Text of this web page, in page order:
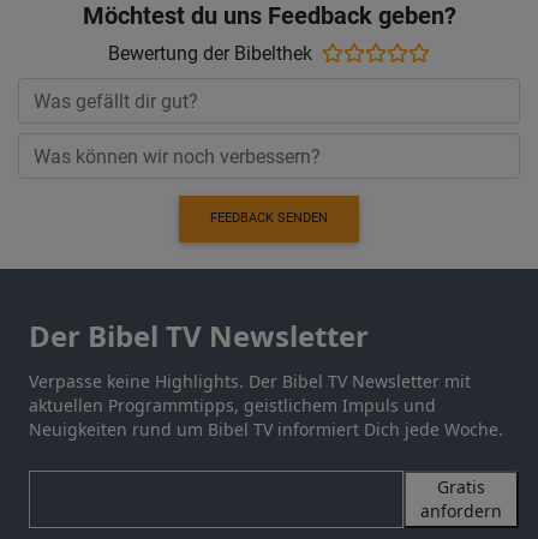
Möchtest du uns Feedback geben?
Bewertung der Bibelthek
FEEDBACK SENDEN
Der Bibel TV Newsletter
Verpasse keine Highlights. Der Bibel TV Newsletter mit
aktuellen Programmtipps, geistlichem Impuls und
Neuigkeiten rund um Bibel TV informiert Dich jede Woche.
Gratis
anfordern